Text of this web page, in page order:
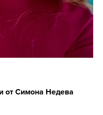
от Симона Недева